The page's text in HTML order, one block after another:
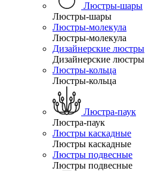
Люстры-шары
Люстры-шары
Люстры-молекула
Люстры-молекула
Дизайнерские люстры
Дизайнерские люстры
Люстры-кольца
Люстры-кольца
Люстра-паук
Люстра-паук
Люстры каскадные
Люстры каскадные
Люстры подвесные
Люстры подвесные